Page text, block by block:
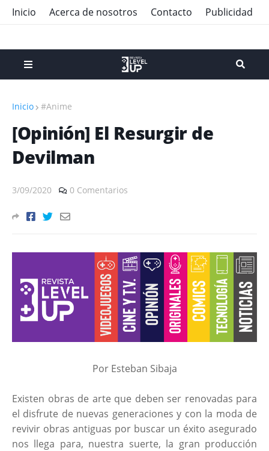
Inicio Acerca de nosotros Contacto Publicidad
Inicio #Anime
[Opinión] El Resurgir de
Devilman
3/09/2020 0 Comentarios
Por Esteban Sibaja
Existen obras de arte que deben ser renovadas para
el disfrute de nuevas generaciones y con la moda de
revivir obras antiguas por buscar un éxito asegurado
nos llega para, nuestra suerte, la gran producción